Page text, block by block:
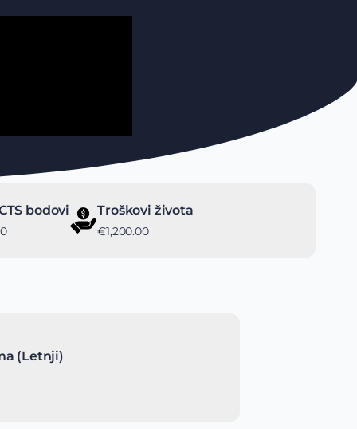
bodovi Troškovi života
€1,200.00
(Letnji)